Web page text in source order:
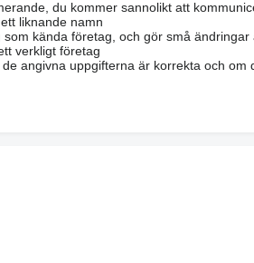
du kommer sannolikt att
liknande namn
kända företag, och gör små
verkligt företag
angivna uppgifterna är korrekta och om